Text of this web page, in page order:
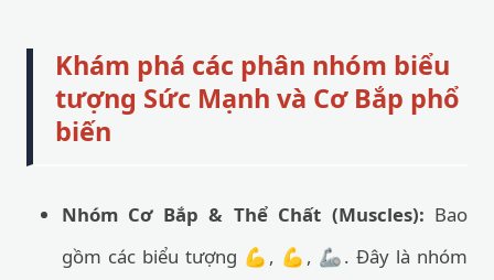
Khám phá các phân nhóm biểu
tượng Sức Mạnh và Cơ Bắp phổ
biến
Nhóm Cơ Bắp & Thể Chất (Muscles): Bao
gồm các biểu tượng 💪, 💪, 🦾. Đây là nhóm